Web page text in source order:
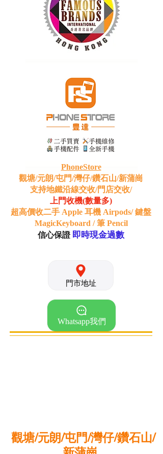
PhoneStore
觀塘/元朗/屯門/灣仔/鑽石山/新蒲崗
支持地鐵沿線交收/門店交收/
上門收機(數量多)
超高價收二手 Apple 耳機 Airpods/ 鍵盤
MagicKeyboard / 筆 Pencil
信心保證 即時現金過數
門市地址
Whatsapp我們
觀塘/元朗/屯門/灣仔/鑽石山/